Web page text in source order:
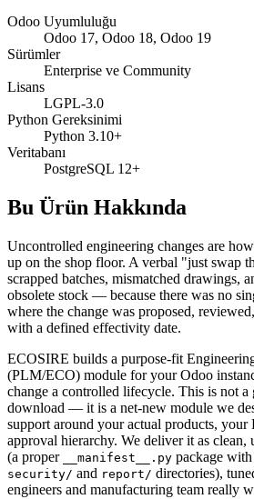
Odoo Uyumluluğu
Odoo 17, Odoo 18, Odoo 19
Sürümler
Enterprise ve Community
Lisans
LGPL-3.0
Python Gereksinimi
Python 3.10+
Veritabanı
PostgreSQL 12+
Bu Ürün Hakkında
Uncontrolled engineering changes are
up on the shop floor. A verbal "just swap
scrapped batches, mismatched drawings,
obsolete stock — because there was no
where the change was proposed,
with a defined effectivity date.
ECOSIRE builds a purpose-fit
(PLM/ECO) module for your Odoo
change a controlled lifecycle. This is not a
download — it is a net-new module we
support around your actual products,
approval hierarchy. We deliver it as clean,
(a proper
__manifest__.py package with
security/ and report/ directories),
engineers and manufacturing team really